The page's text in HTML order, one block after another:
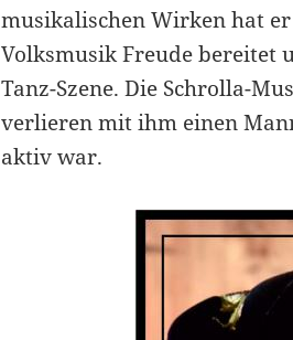
musikalischen Wirken hat
Volksmusik Freude bereitet
Tanz-Szene. Die Schrolla-
verlieren mit ihm einen
aktiv war.